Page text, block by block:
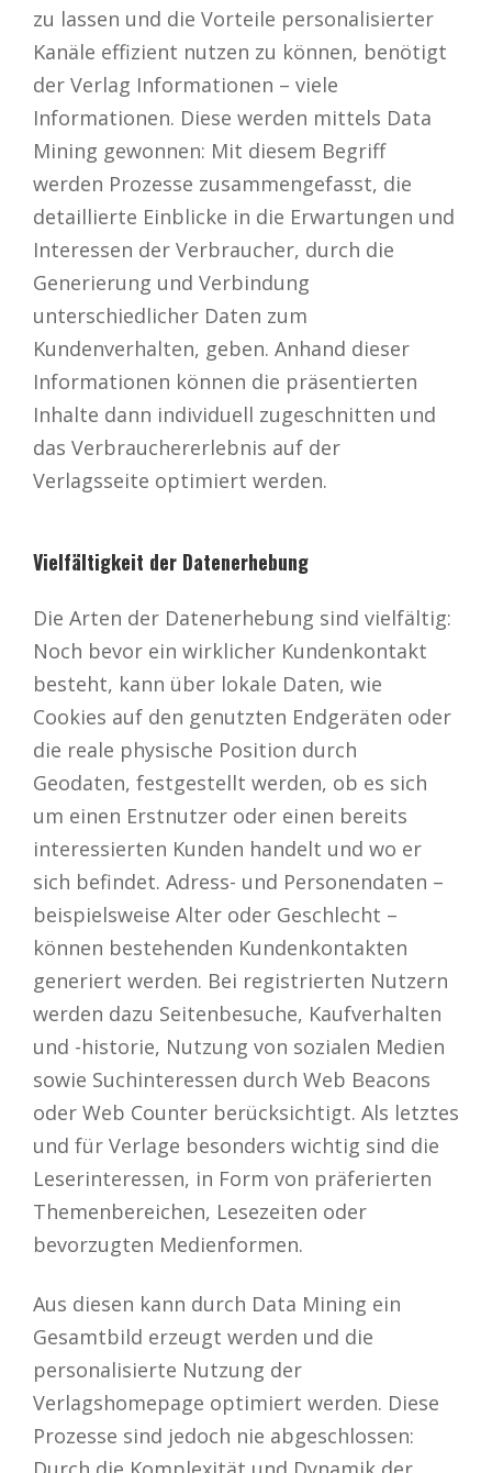
zu lassen und die Vorteile personalisierter
Kanäle effizient nutzen zu können, benötigt
der Verlag Informationen – viele
Informationen. Diese werden mittels Data
Mining gewonnen: Mit diesem Begriff
werden Prozesse zusammengefasst, die
detaillierte Einblicke in die Erwartungen und
Interessen der Verbraucher, durch die
Generierung und Verbindung
unterschiedlicher Daten zum
Kundenverhalten, geben. Anhand dieser
Informationen können die präsentierten
Inhalte dann individuell zugeschnitten und
das Verbrauchererlebnis auf der
Verlagsseite optimiert werden.
Vielfältigkeit der Datenerhebung
Die Arten der Datenerhebung sind vielfältig:
Noch bevor ein wirklicher Kundenkontakt
besteht, kann über lokale Daten, wie
Cookies auf den genutzten Endgeräten oder
die reale physische Position durch
Geodaten, festgestellt werden, ob es sich
um einen Erstnutzer oder einen bereits
interessierten Kunden handelt und wo er
sich befindet. Adress- und Personendaten –
beispielsweise Alter oder Geschlecht –
können bestehenden Kundenkontakten
generiert werden. Bei registrierten Nutzern
werden dazu Seitenbesuche, Kaufverhalten
und -historie, Nutzung von sozialen Medien
sowie Suchinteressen durch Web Beacons
oder Web Counter berücksichtigt. Als letztes
und für Verlage besonders wichtig sind die
Leserinteressen, in Form von präferierten
Themenbereichen, Lesezeiten oder
bevorzugten Medienformen.
Aus diesen kann durch Data Mining ein
Gesamtbild erzeugt werden und die
personalisierte Nutzung der
Verlagshomepage optimiert werden. Diese
Prozesse sind jedoch nie abgeschlossen: